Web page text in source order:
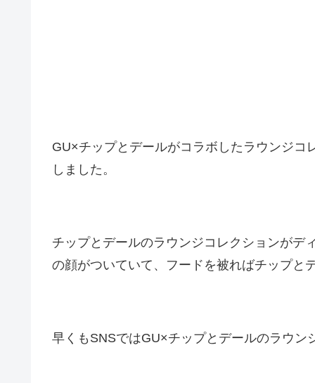
GU×チップとデールがコラボしたラウンジ
しました。
チップとデールのラウンジコレクションがデ
の顔がついていて、フードを被ればチップと
早くもSNSではGU×チップとデールのラウン